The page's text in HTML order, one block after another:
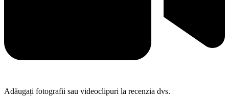
Adăugați fotografii sau videoclipuri la recenzia dvs.